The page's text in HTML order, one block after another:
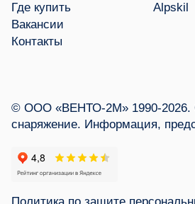
Где купить
Вакансии
Контакты
Alpskil
© ООО «ВЕНТО-2М» 1990-2026.
снаряжение. Информация,
Политика по защите